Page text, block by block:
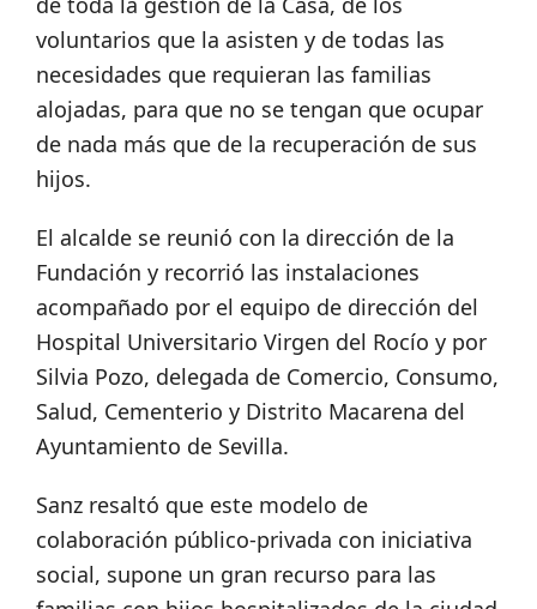
voluntarios que la asisten y de todas las
necesidades que requieran las familias
alojadas, para que no se tengan que ocupar
de nada más que de la recuperación de sus
hijos.
El alcalde se reunió con la dirección de la
Fundación y recorrió las instalaciones
acompañado por el equipo de dirección del
Hospital Universitario Virgen del Rocío y por
Silvia Pozo, delegada de Comercio, Consumo,
Salud, Cementerio y Distrito Macarena del
Ayuntamiento de Sevilla.
Sanz resaltó que este modelo de
colaboración público-privada con iniciativa
social, supone un gran recurso para las